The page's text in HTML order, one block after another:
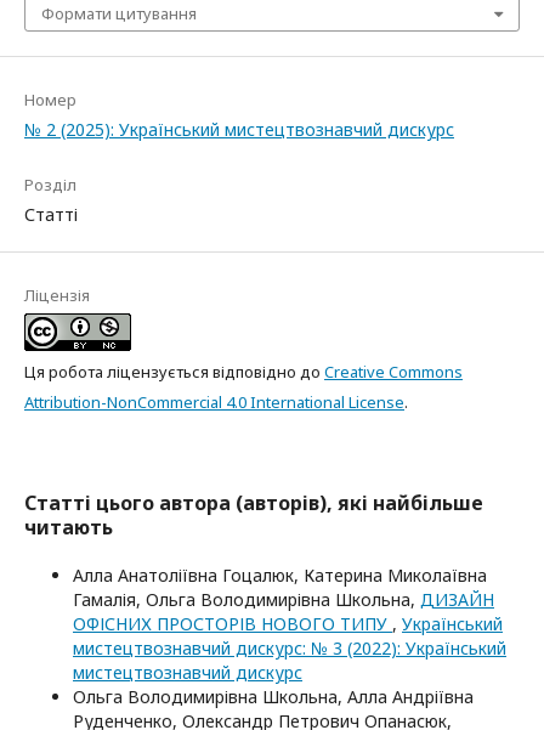
Формати цитування
Номер
№ 2 (2025): Український мистецтвознавчий дискурс
Розділ
Статті
Ліцензія
Ця робота ліцензується відповідно до Creative Commons
Attribution-NonCommercial 4.0 International License.
Статті цього автора (авторів), які найбільше
читають
Алла Анатоліївна Гоцалюк, Катерина Миколаївна
Гамалія, Ольга Володимирівна Школьна, ДИЗАЙН
ОФІСНИХ ПРОСТОРІВ НОВОГО ТИПУ , Український
мистецтвознавчий дискурс: № 3 (2022): Український
мистецтвознавчий дискурс
Ольга Володимирівна Школьна, Алла Андріївна
Руденченко, Олександр Петрович Опанасюк,